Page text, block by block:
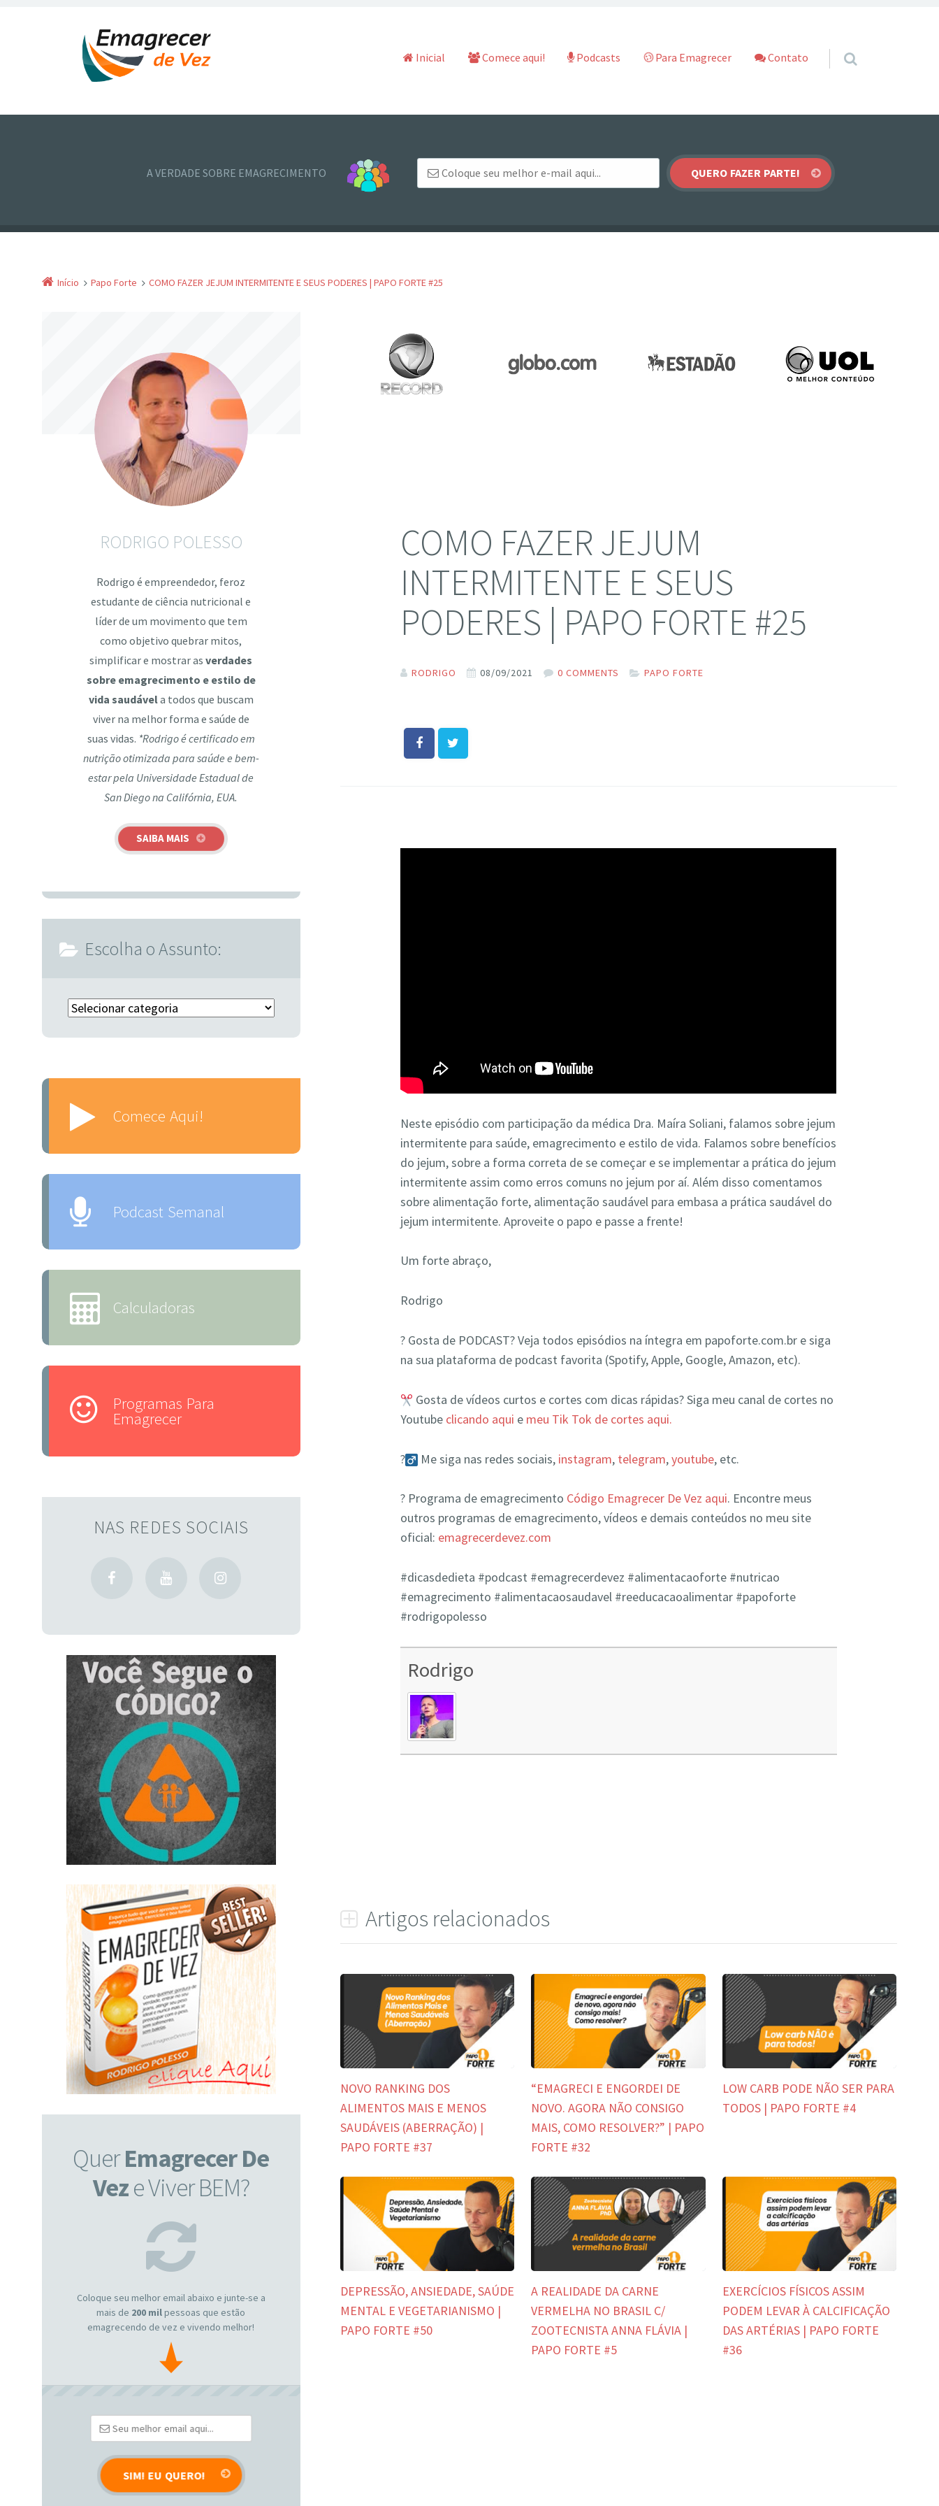
Pular para o conteúdo
Inicial Comece aqui! Podcasts Para Emagrecer Contato
A VERDADE SOBRE EMAGRECIMENTO
Início Papo Forte COMO FAZER JEJUM INTERMITENTE E SEUS PODERES | PAPO FORTE #25
COMO FAZER JEJUM
INTERMITENTE E SEUS
PODERES | PAPO FORTE #25
RODRIGO 08/09/2021 0 COMMENTS PAPO FORTE
Neste episódio com participação da médica Dra. Maíra Soliani, falamos sobre jejum
intermitente para saúde, emagrecimento e estilo de vida. Falamos sobre benefícios
do jejum, sobre a forma correta de se começar e se implementar a prática do jejum
intermitente assim como erros comuns no jejum por aí. Além disso comentamos
sobre alimentação forte, alimentação saudável para embasa a prática saudável do
jejum intermitente. Aproveite o papo e passe a frente!
Um forte abraço,
Rodrigo
?️ Gosta de PODCAST? Veja todos episódios na íntegra em papoforte.com.br e siga
na sua plataforma de podcast favorita (Spotify, Apple, Google, Amazon, etc).
Gosta de vídeos curtos e cortes com dicas rápidas? Siga meu canal de cortes no
Youtube clicando aqui e meu Tik Tok de cortes aqui.
?‍ Me siga nas redes sociais, instagram, telegram,youtube, etc.
? Programa de emagrecimento Código Emagrecer De Vez aqui. Encontre meus
outros programas de emagrecimento, vídeos e demais conteúdos no meu site
oficial: emagrecerdevez.com
#dicasdedieta​​ #podcast #emagrecerdevez​​ #alimentacaoforte​​ #nutricao​​
#emagrecimento​​ #alimentacaosaudavel​​ #reeducacaoalimentar​ #papoforte
#rodrigopolesso
Rodrigo
Artigos relacionados
NOVO RANKING DOS
ALIMENTOS MAIS E MENOS
SAUDÁVEIS (ABERRAÇÃO) |
PAPO FORTE #37
“EMAGRECI E ENGORDEI DE
NOVO. AGORA NÃO CONSIGO
MAIS, COMO RESOLVER?” | PAPO
FORTE #32
LOW CARB PODE NÃO SER PARA
TODOS | PAPO FORTE #4
DEPRESSÃO, ANSIEDADE, SAÚDE
MENTAL E VEGETARIANISMO |
PAPO FORTE #50
A REALIDADE DA CARNE
VERMELHA NO BRASIL C/
ZOOTECNISTA ANNA FLÁVIA |
PAPO FORTE #5
EXERCÍCIOS FÍSICOS ASSIM
PODEM LEVAR À CALCIFICAÇÃO
DAS ARTÉRIAS | PAPO FORTE
#36
RODRIGO POLESSO
Rodrigo é empreendedor, feroz
estudante de ciência nutricional e
líder de um movimento que tem
como objetivo quebrar mitos,
simplificar e mostrar asverdades
sobre emagrecimento e estilo de
vida saudávela todos que buscam
viver na melhor forma e saúde de
suas vidas. *Rodrigo é certificado em
nutrição otimizada para saúde e bem-
estar pela Universidade Estadual de
San Diego na Califórnia, EUA.
SAIBA MAIS
Escolha o Assunto:
Escolha o Assunto:
Comece Aqui!
Podcast Semanal
Calculadoras
Programas Para
Emagrecer
NAS REDES SOCIAIS
QuerEmagrecer De
Veze Viver BEM?
Coloque seu melhor email abaixo e junte-se a
mais de 200 mil pessoas que estão
emagrecendo de vez e vivendo melhor!